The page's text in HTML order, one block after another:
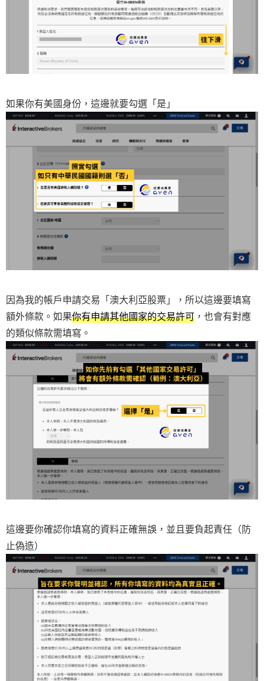
如果你有美國身份，這邊就要勾選「是」
因為我的帳戶申請交易「澳大利亞股票」，所以這邊要填寫
額外條款。如果你有申請其他國家的交易許可 ，也會有對應
的類似條款需填寫。
這邊要你確認你填寫的資料正確無誤，並且要負起責任（防
止偽造）